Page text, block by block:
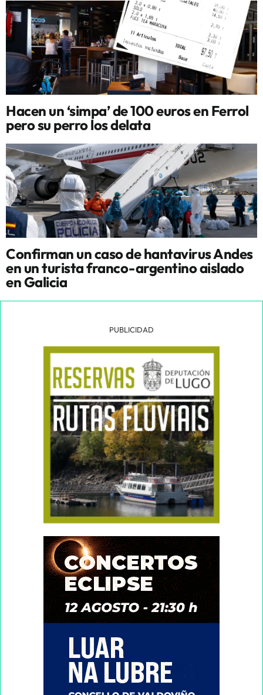
Hacen un ‘simpa’ de 100 euros en Ferrol
pero su perro los delata
Confirman un caso de hantavirus Andes
en un turista franco-argentino aislado
en Galicia
PUBLICIDAD